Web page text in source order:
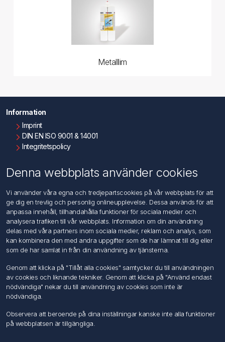
Metalllim
Information
Imprint
DIN EN ISO 9001 & 14001
Integritetspolicy
Kontakta oss
Kundtjänst
Sök
Mitt konto
Mina ordrar
Mina adresser
Följ oss
Denna webbplats använder cookies
Vi använder våra egna och tredjepartscookies på vår webbplats för att
ge dig en trevlig och personlig onlineupplevelse. Dessa används för att
anpassa innehåll, tillhandahålla funktioner för sociala medier och
analysera trafiken till vår webbplats. Information om din användning
delas med våra partners inom sociala medier, reklam och analys, som
kan kombinera den med andra uppgifter som de har lämnat till dig eller
som de har samlat in från din användning av tjänsterna.
Genom att klicka på "Tillåt alla cookies" samtycker du till användningen
av cookies och liknande tekniker. Genom att klicka på "Använd endast
nödvändiga" nekar du till användning av cookies som inte är
nödvändiga.
Observera att beroende på dina inställningar kanske inte alla funktioner
på webbplatsen är tillgängliga.